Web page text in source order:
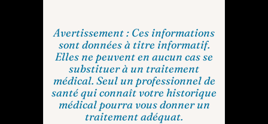
Avertissement : Ces informations
sont données à titre informatif.
Elles ne peuvent en aucun cas se
substituer à un traitement
médical. Seul un professionnel de
santé qui connaît votre historique
médical pourra vous donner un
traitement adéquat.